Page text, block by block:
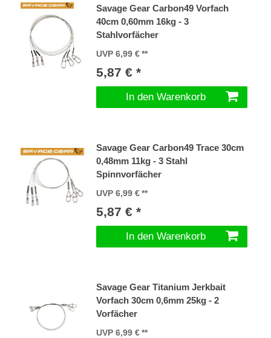
Savage Gear Carbon49 Vorfach
40cm 0,60mm 16kg - 3
Stahlvorfächer
UVP 6,99 €
5,87 € *
In den Warenkorb
Savage Gear Carbon49 Trace 30cm
0,48mm 11kg - 3 Stahl
Spinnvorfächer
UVP 6,99 €
5,87 € *
In den Warenkorb
Savage Gear Titanium Jerkbait
Vorfach 30cm 0,6mm 25kg - 2
Vorfächer
UVP 6,99 €